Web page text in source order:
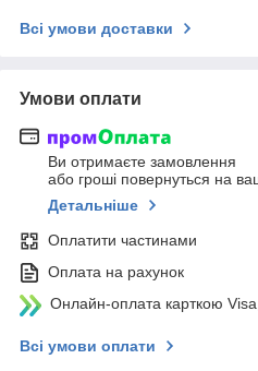
Всі умови доставки
Умови оплати
Ви отримаєте замовлення
або гроші повернуться на
Детальніше
Оплатити частинами
Оплата на рахунок
Онлайн-оплата карткою
Всі умови оплати